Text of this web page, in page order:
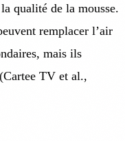
qualité de la mousse.
remplacer l’air
mais ils
TV et al.,